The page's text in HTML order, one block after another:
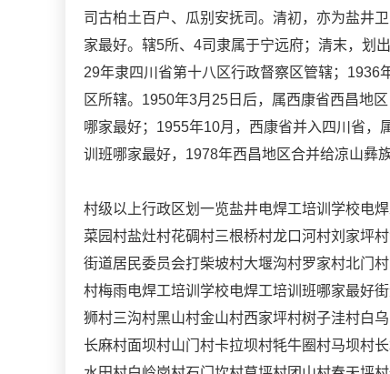
司古柏土百户、瓜别安抚司。清初，亦为盐井
家最好。辖5所、4司隶属于宁远府；清末，划
29年隶四川省第十八区行政督察区管辖；1936
区所辖。1950年3月25日后，属西康省西昌地
哪家最好；1955年10月，西康省并入四川省
训班哪家最好，1978年西昌地区合并给凉山彝
村级以上行政区划一览盐井电焊工培训学校电
菜园村盐灶村花碉村三根桥村龙口河村刘家坪
街道居民委员会打柴坡村大堰沟村罗家村北门
村梅雨电焊工培训学校电焊工培训班哪家最好
狮村三沟村黑山村金山村西家坪村树子洼村白
长麻村面坝村山门村卡拉坝村牦牛圈村马坝村